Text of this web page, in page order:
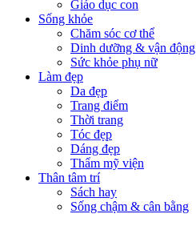
Giáo dục con
Sống khỏe
Chăm sóc cơ thể
Dinh dưỡng & vận động
Sức khỏe phụ nữ
Làm đẹp
Da đẹp
Trang điểm
Thời trang
Tóc đẹp
Dáng đẹp
Thẩm mỹ viện
Thân tâm trí
Sách hay
Sống chậm & cân bằng